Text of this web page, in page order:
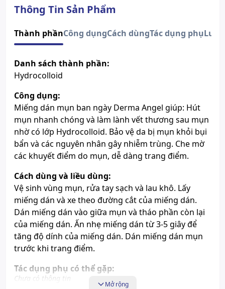
Thông Tin Sản Phẩm
Thành phầnCông dụngCách dùngTác dụng phụLưu
Danh sách thành phần:
Hydrocolloid
Công dụng:
Miếng dán mụn ban ngày Derma Angel giúp: Hút
mụn nhanh chóng và làm lành vết thương sau mụn
nhờ có lớp Hydrocolloid. Bảo vệ da bị mụn khỏi bụi
bẩn và các nguyên nhân gây nhiễm trùng. Che mờ
các khuyết điểm do mụn, dễ dàng trang điểm.
Cách dùng và liều dùng:
Vệ sinh vùng mụn, rửa tay sạch và lau khô. Lấy
miếng dán và xe theo đường cắt của miếng dán.
Dán miếng dán vào giữa mụn và tháo phần còn lại
của miếng dán. Ấn nhẹ miếng dán từ 3-5 giây để
tăng độ dính của miếng dán. Dán miếng dán mụn
trước khi trang điểm.
Tác dụng phụ có thể gặp:
Chưa có thông tin
Mở rộng